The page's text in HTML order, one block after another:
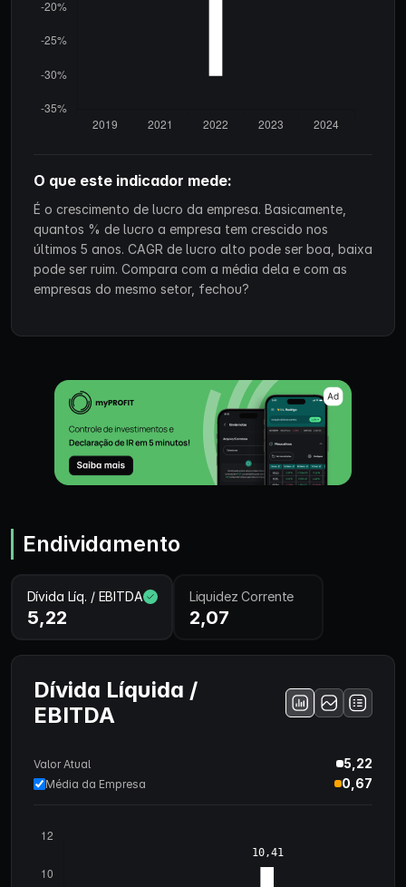
O que este indicador mede:
É o crescimento de lucro da empresa. Basicamente,
quantos % de lucro a empresa tem crescido nos
últimos 5 anos. CAGR de lucro alto pode ser boa, baixa
pode ser ruim. Compara com a média dela e com as
empresas do mesmo setor, fechou?
Endividamento
Dívida Líq. / EBITDA
5,22
Liquidez Corrente
2,07
Dívida Líquida /
EBITDA
Valor Atual 5,22
Média da Empresa 0,67